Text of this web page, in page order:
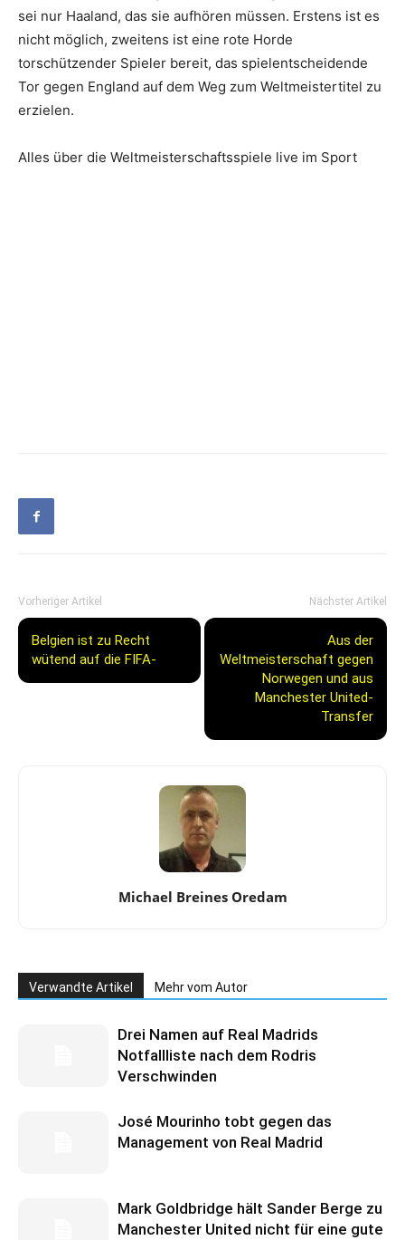
sei nur Haaland, das sie aufhören müssen. Erstens ist es
nicht möglich, zweitens ist eine rote Horde
torschützender Spieler bereit, das spielentscheidende
Tor gegen England auf dem Weg zum Weltmeistertitel zu
erzielen.
Alles über die Weltmeisterschaftsspiele live im Sport
Vorheriger Artikel
Belgien ist zu Recht
wütend auf die FIFA-
Nächster Artikel
Aus der
Weltmeisterschaft gegen
Norwegen und aus
Manchester United-
Transfer
Michael Breines Oredam
Verwandte Artikel Mehr vom Autor
Drei Namen auf Real Madrids
Notfallliste nach dem Rodris
Verschwinden
José Mourinho tobt gegen das
Management von Real Madrid
Mark Goldbridge hält Sander Berge zu
Manchester United nicht für eine gute